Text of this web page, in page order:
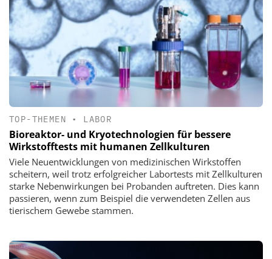
TOP-THEMEN • LABOR
Bioreaktor- und Kryotechnologien für bessere
Wirkstofftests mit humanen Zellkulturen
Viele Neuentwicklungen von medizinischen Wirkstoffen
scheitern, weil trotz erfolgreicher Labortests mit Zellkulturen
starke Nebenwirkungen bei Probanden auftreten. Dies kann
passieren, wenn zum Beispiel die verwendeten Zellen aus
tierischem Gewebe stammen.